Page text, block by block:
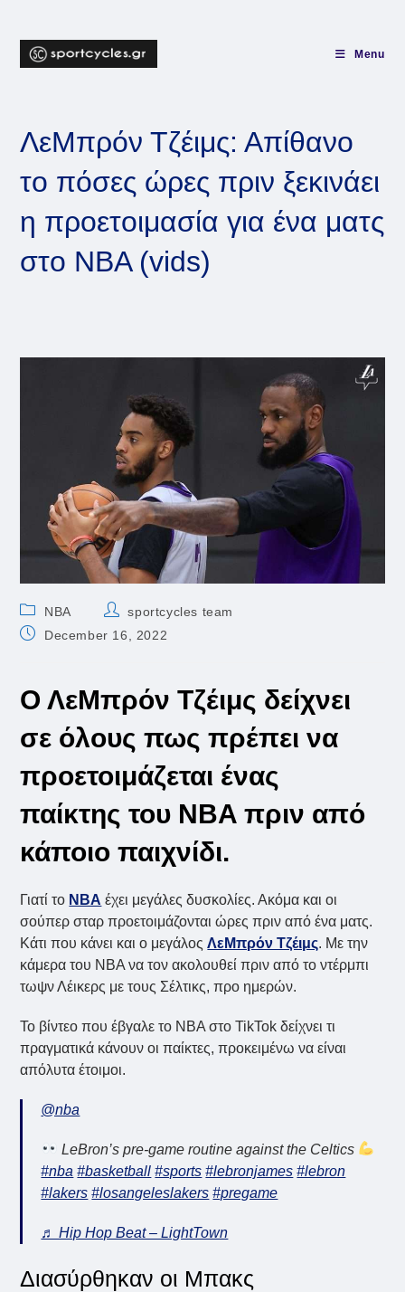
content
Menu
ΛεΜπρόν Τζέιμς: Απίθανο
το πόσες ώρες πριν ξεκινάει
η προετοιμασία για ένα ματς
στο NBA (vids)
Post
category:
NBA
Postsportcycles team
PostDecember 16, 2022
Ο ΛεΜπρόν Τζέιμς δείχνει
σε όλους πως πρέπει να
προετοιμάζεται ένας
παίκτης του NBA πριν από
κάποιο παιχνίδι.
Γιατί το NBA έχει μεγάλες δυσκολίες. Ακόμα και οι
σούπερ σταρ προετοιμάζονται ώρες πριν από ένα ματς.
Κάτι που κάνει και ο μεγάλοςΛεΜπρόν Τζέιμς. Με την
κάμερα του NBA να τον ακολουθεί πριν από το ντέρμπι
τωψν Λέικερς με τους Σέλτικς, προ ημερών.
Το βίντεο που έβγαλε το NBA στο TikTok δείχνει τι
πραγματικά κάνουν οι παίκτες, προκειμένω να είναι
απόλυτα έτοιμοι.
@nba
LeBron’s pre-game routine against the Celtics
#nba #basketball #sports #lebronjames #lebron
#lakers #losangeleslakers #pregame
♬ Hip Hop Beat – LightTown
Διασύρθηκαν οι Μπακς